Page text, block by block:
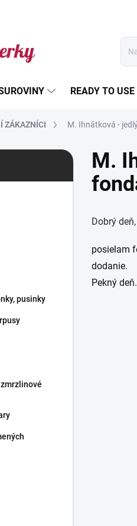
READY TO USE
ZÁKAZNÍCI M. Ihnátková -
pusinky
M.
Dobrý deň,
posielam
dodanie.
Pekný deň.